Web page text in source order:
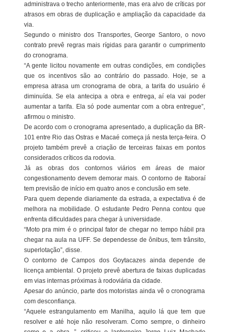
administrava o trecho anteriormente, mas era alvo de críticas por
atrasos em obras de duplicação e ampliação da capacidade da
via.
Segundo o ministro dos Transportes, George Santoro, o novo
contrato prevê regras mais rígidas para garantir o cumprimento
do cronograma.
“A gente licitou novamente em outras condições, em condições
que os incentivos são ao contrário do passado. Hoje, se a
empresa atrasa um cronograma de obra, a tarifa do usuário é
diminuída. Se ela antecipa a obra e entrega, aí ela vai poder
aumentar a tarifa. Ela só pode aumentar com a obra entregue”,
afirmou o ministro.
De acordo com o cronograma apresentado, a duplicação da BR-
101 entre Rio das Ostras e Macaé começa já nesta terça-feira. O
projeto também prevê a criação de terceiras faixas em pontos
considerados críticos da rodovia.
Já as obras dos contornos viários em áreas de maior
congestionamento devem demorar mais. O contorno de Itaboraí
tem previsão de início em quatro anos e conclusão em sete.
Para quem depende diariamente da estrada, a expectativa é de
melhora na mobilidade. O estudante Pedro Penna contou que
enfrenta dificuldades para chegar à universidade.
“Moto pra mim é o principal fator de chegar no tempo hábil pra
chegar na aula na UFF. Se dependesse de ônibus, tem trânsito,
superlotação”, disse.
O contorno de Campos dos Goytacazes ainda depende de
licença ambiental. O projeto prevê abertura de faixas duplicadas
em vias internas próximas à rodoviária da cidade.
Apesar do anúncio, parte dos motoristas ainda vê o cronograma
com desconfiança.
“Aquele estrangulamento em Manilha, aquilo lá que tem que
resolver e até hoje não resolveram. Como sempre, o dinheiro